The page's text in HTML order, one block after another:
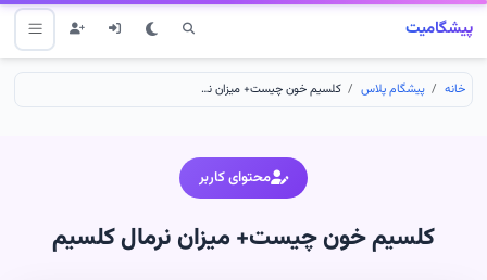
پیشگامیت
خانه پیشگام پلاس کلسیم خون چیست+ میزان نرمال کلسیم
محتوای کاربر
کلسیم خون چیست+ میزان نرمال کلسیم